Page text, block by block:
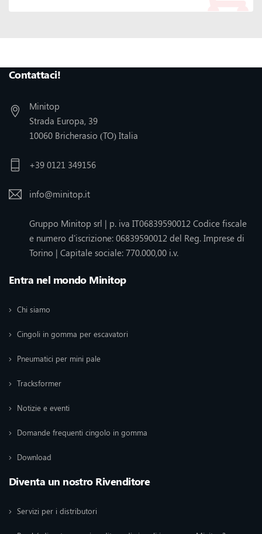
Contattaci!
Minitop
Strada Europa, 39
10060 Bricherasio (TO) Italia
+39 0121 349156
info@minitop.it
Gruppo Minitop srl | p. iva IT06839590012 Codice fiscale
e numero d'iscrizione: 06839590012 del Reg. Imprese di
Torino | Capitale sociale: 770.000,00 i.v.
Entra nel mondo Minitop
Chi siamo
Cingoli in gomma per escavatori
Pneumatici per mini pale
Tracksformer
Notizie e eventi
Domande frequenti cingolo in gomma
Download
Diventa un nostro Rivenditore
Servizi per i distributori